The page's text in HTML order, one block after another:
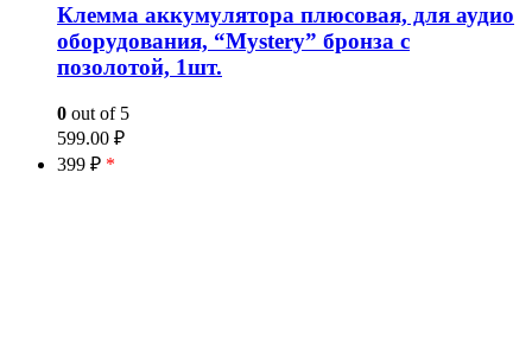
Клемма аккумулятора плюсовая, для аудио
оборудования, “Mystery” бронза с
позолотой, 1шт.
0 out of 5
599.00 ₽
399 ₽ *